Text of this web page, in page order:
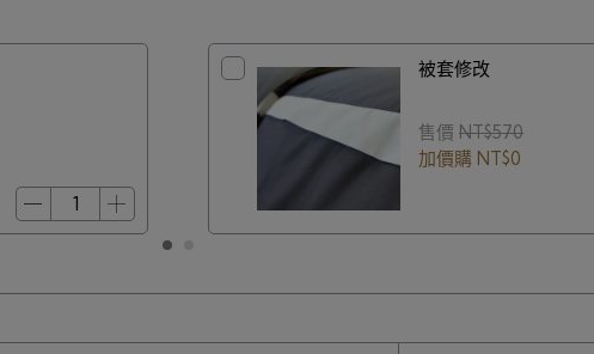
被套修改
售價 NT$570
加價購 NT$0